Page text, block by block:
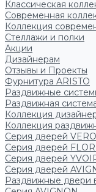
Классическая
Современная
Коллекция
Стеллажи и полки
Акции
Дизайнерам
Отзывы и Проекты
Фурнитура ARISTO
Раздвижные
Раздвижная
Коллекция
Коллекция
Серия дверей
Серия дверей
Серия дверей
Серия дверей
Раздвижные двери